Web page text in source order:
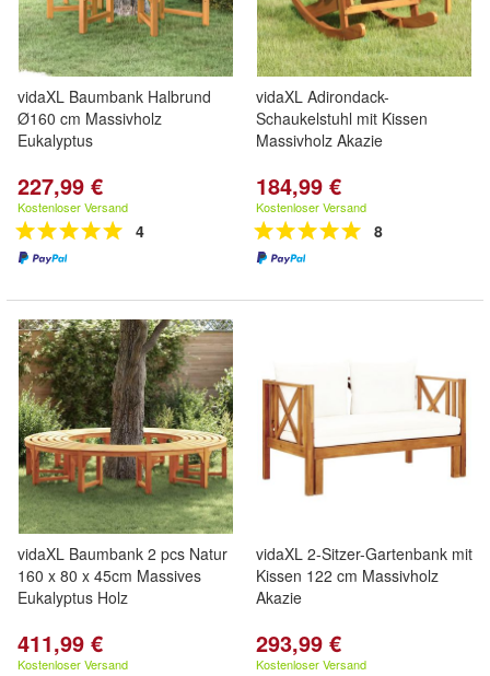
vidaXL Baumbank Halbrund
Ø160 cm Massivholz
Eukalyptus
227,99 €
Kostenloser Versand
4
vidaXL Adirondack-
Schaukelstuhl mit Kissen
Massivholz Akazie
184,99 €
Kostenloser Versand
8
vidaXL Baumbank 2 pcs Natur
160 x 80 x 45cm Massives
Eukalyptus Holz
411,99 €
Kostenloser Versand
vidaXL 2-Sitzer-Gartenbank mit
Kissen 122 cm Massivholz
Akazie
293,99 €
Kostenloser Versand